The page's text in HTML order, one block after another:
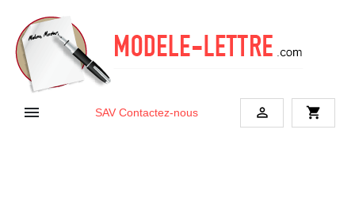
 SAV Contactez-nous  shopping_cart